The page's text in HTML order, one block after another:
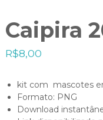
Caipira
R$8,00
kit com mascotes
Formato: PNG
Download